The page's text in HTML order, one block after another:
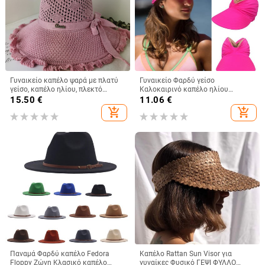
Γυναικείο καπέλο ψαρά με πλατύ
γείσο, καπέλο ηλίου, πλεκτό
καπέλο ηλίου, καπέλο διακοπών
στην παραλία, καπέλο ηλίου με
πλατύ γείσο
15.50 €
add_shopping_cart
Γυναικείο Φαρδύ γείσο
Καλοκαιρινό καπέλο ηλίου
εξωτερικού χώρου Ανοιχτό
καπέλο γυναικείο αντηλιακό
καπέλο καπέλο παραλία Ταξίδι
11.06 €
add_shopping_cart
Παναμά Φαρδύ καπέλο Fedora
Floppy Ζώνη Κλασικό καπέλο
Καπέλο Rattan Sun Visor για
γυναίκες Φυσικό ΓΕΨΙ ΦΥΛΛΟ